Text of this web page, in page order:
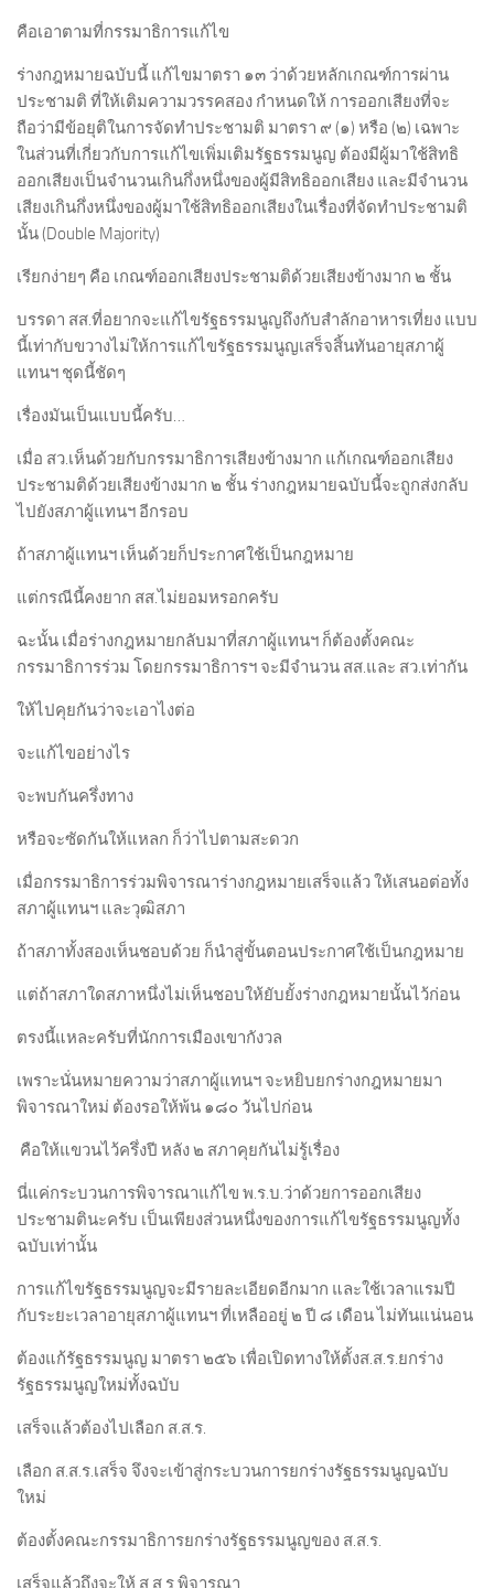
คือเอาตามที่กรรมาธิการแก้ไข
ร่างกฎหมายฉบับนี้ แก้ไขมาตรา ๑๓ ว่าด้วยหลักเกณฑ์การผ่าน
ประชามติ ที่ให้เติมความวรรคสอง กำหนดให้ การออกเสียงที่จะ
ถือว่ามีข้อยุติในการจัดทำประชามติ มาตรา ๙ (๑) หรือ (๒) เฉพาะ
ในส่วนที่เกี่ยวกับการแก้ไขเพิ่มเติมรัฐธรรมนูญ ต้องมีผู้มาใช้สิทธิ
ออกเสียงเป็นจำนวนเกินกึ่งหนึ่งของผู้มีสิทธิออกเสียง และมีจำนวน
เสียงเกินกึ่งหนึ่งของผู้มาใช้สิทธิออกเสียงในเรื่องที่จัดทำประชามติ
นั้น (Double Majority)
เรียกง่ายๆ คือ เกณฑ์ออกเสียงประชามติด้วยเสียงข้างมาก ๒ ชั้น
บรรดา สส.ที่อยากจะแก้ไขรัฐธรรมนูญถึงกับสำลักอาหารเที่ยง แบบ
นี้เท่ากับขวางไม่ให้การแก้ไขรัฐธรรมนูญเสร็จสิ้นทันอายุสภาผู้
แทนฯ ชุดนี้ชัดๆ
เรื่องมันเป็นแบบนี้ครับ…
เมื่อ สว.เห็นด้วยกับกรรมาธิการเสียงข้างมาก แก้เกณฑ์ออกเสียง
ประชามติด้วยเสียงข้างมาก ๒ ชั้น ร่างกฎหมายฉบับนี้จะถูกส่งกลับ
ไปยังสภาผู้แทนฯ อีกรอบ
ถ้าสภาผู้แทนฯ เห็นด้วยก็ประกาศใช้เป็นกฎหมาย
แต่กรณีนี้คงยาก สส.ไม่ยอมหรอกครับ
ฉะนั้น เมื่อร่างกฎหมายกลับมาที่สภาผู้แทนฯ ก็ต้องตั้งคณะ
กรรมาธิการร่วม โดยกรรมาธิการฯ จะมีจำนวน สส.และ สว.เท่ากัน
ให้ไปคุยกันว่าจะเอาไงต่อ
จะแก้ไขอย่างไร
จะพบกันครึ่งทาง
หรือจะซัดกันให้แหลก ก็ว่าไปตามสะดวก
เมื่อกรรมาธิการร่วมพิจารณาร่างกฎหมายเสร็จแล้ว ให้เสนอต่อทั้ง
สภาผู้แทนฯ และวุฒิสภา
ถ้าสภาทั้งสองเห็นชอบด้วย ก็นำสู่ขั้นตอนประกาศใช้เป็นกฎหมาย
แต่ถ้าสภาใดสภาหนึ่งไม่เห็นชอบให้ยับยั้งร่างกฎหมายนั้นไว้ก่อน
ตรงนี้แหละครับที่นักการเมืองเขากังวล
เพราะนั่นหมายความว่าสภาผู้แทนฯ จะหยิบยกร่างกฎหมายมา
พิจารณาใหม่ ต้องรอให้พ้น ๑๘๐ วันไปก่อน
คือให้แขวนไว้ครึ่งปี หลัง ๒ สภาคุยกันไม่รู้เรื่อง
นี่แค่กระบวนการพิจารณาแก้ไข พ.ร.บ.ว่าด้วยการออกเสียง
ประชามตินะครับ เป็นเพียงส่วนหนึ่งของการแก้ไขรัฐธรรมนูญทั้ง
ฉบับเท่านั้น
การแก้ไขรัฐธรรมนูญจะมีรายละเอียดอีกมาก และใช้เวลาแรมปี
กับระยะเวลาอายุสภาผู้แทนฯ ที่เหลืออยู่ ๒ ปี ๘ เดือน ไม่ทันแน่นอน
ต้องแก้รัฐธรรมนูญ มาตรา ๒๕๖ เพื่อเปิดทางให้ตั้งส.ส.ร.ยกร่าง
รัฐธรรมนูญใหม่ทั้งฉบับ
เสร็จแล้วต้องไปเลือก ส.ส.ร.
เลือก ส.ส.ร.เสร็จ จึงจะเข้าสู่กระบวนการยกร่างรัฐธรรมนูญฉบับ
ใหม่
ต้องตั้งคณะกรรมาธิการยกร่างรัฐธรรมนูญของ ส.ส.ร.
เสร็จแล้วถึงจะให้ ส.ส.ร.พิจารณา